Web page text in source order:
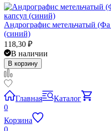
Андрографис метельчатый
(синий)
118,30 ₽
В наличии
В корзину
Главная
Каталог
0
Корзина
0